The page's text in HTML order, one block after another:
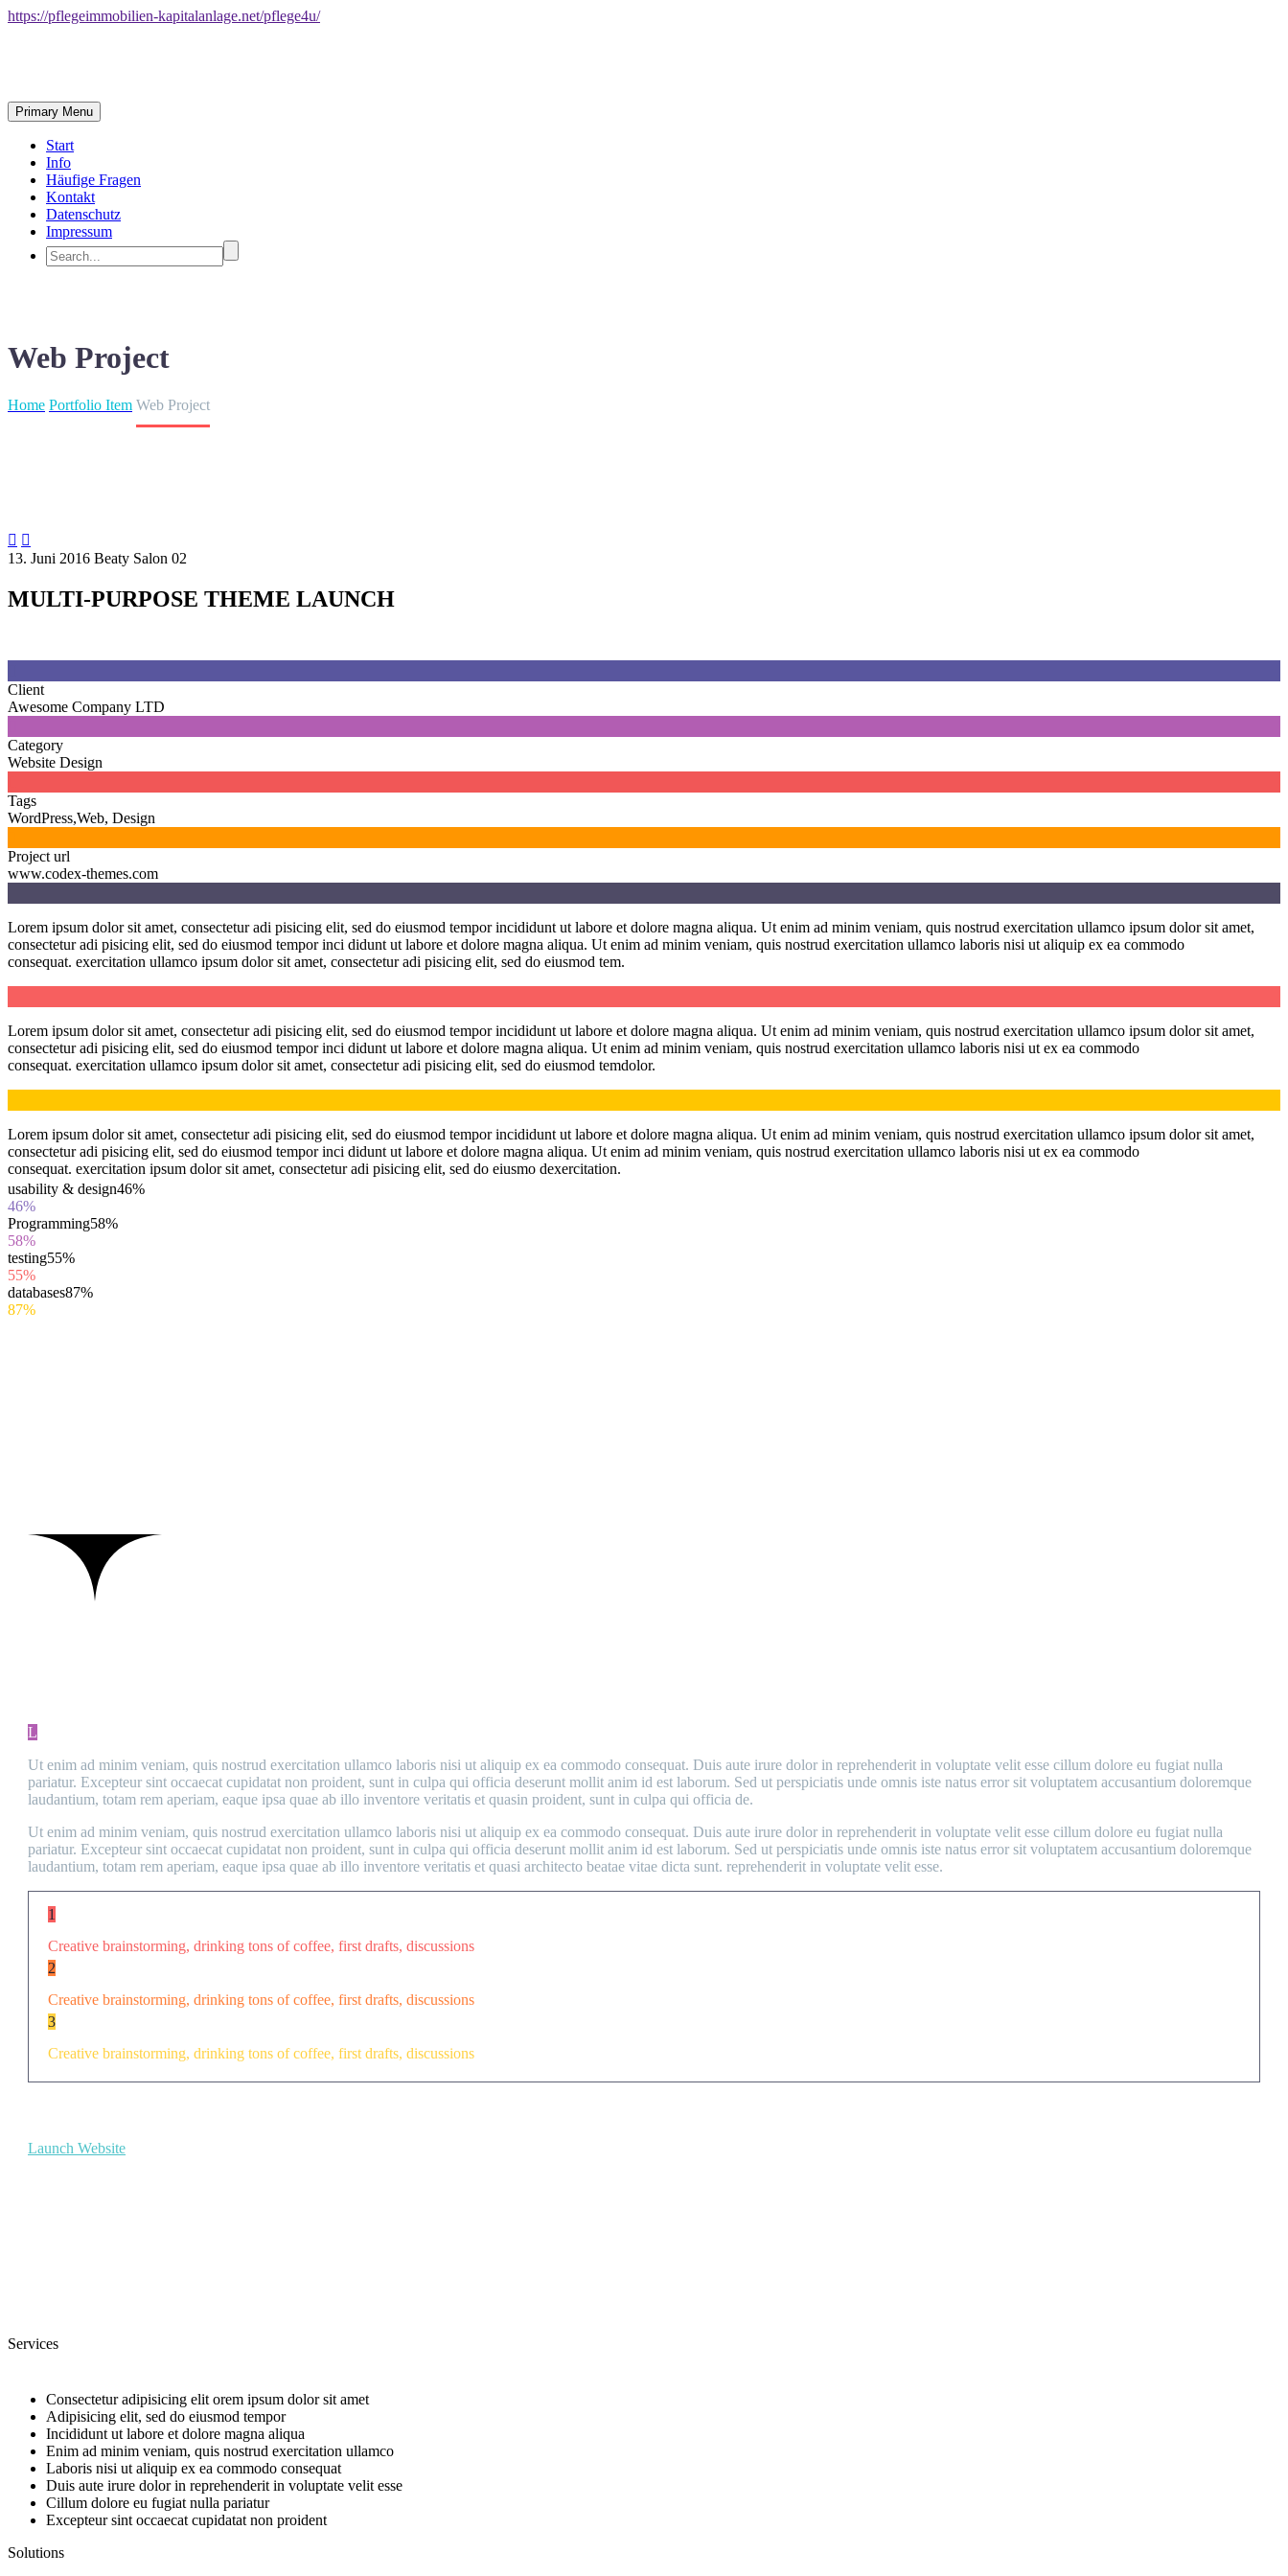
https://pflegeimmobilien-kapitalanlage.net/pflege4u/
Primary Menu
Start
Info
Häufige Fragen
Kontakt
Datenschutz
Impressum
Web Project
Home Portfolio Item Web Project
 
13. Juni 2016 Beaty Salon 02
MULTI-PURPOSE THEME LAUNCH
Client
Awesome Company LTD
Category
Website Design
Tags
WordPress,Web, Design
Project url
www.codex-themes.com
Lorem ipsum dolor sit amet, consectetur adi pisicing elit, sed do eiusmod tempor incididunt ut labore et dolore magna aliqua. Ut enim ad minim veniam, quis nostrud exercitation ullamco ipsum dolor sit amet,
consectetur adi pisicing elit, sed do eiusmod tempor inci didunt ut labore et dolore magna aliqua. Ut enim ad minim veniam, quis nostrud exercitation ullamco laboris nisi ut aliquip ex ea commodo
consequat. exercitation ullamco ipsum dolor sit amet, consectetur adi pisicing elit, sed do eiusmod tem.
Lorem ipsum dolor sit amet, consectetur adi pisicing elit, sed do eiusmod tempor incididunt ut labore et dolore magna aliqua. Ut enim ad minim veniam, quis nostrud exercitation ullamco ipsum dolor sit amet,
consectetur adi pisicing elit, sed do eiusmod tempor inci didunt ut labore et dolore magna aliqua. Ut enim ad minim veniam, quis nostrud exercitation ullamco laboris nisi ut ex ea commodo
consequat. exercitation ullamco ipsum dolor sit amet, consectetur adi pisicing elit, sed do eiusmod temdolor.
Lorem ipsum dolor sit amet, consectetur adi pisicing elit, sed do eiusmod tempor incididunt ut labore et dolore magna aliqua. Ut enim ad minim veniam, quis nostrud exercitation ullamco ipsum dolor sit amet,
consectetur adi pisicing elit, sed do eiusmod tempor inci didunt ut labore et dolore magna aliqua. Ut enim ad minim veniam, quis nostrud exercitation ullamco laboris nisi ut ex ea commodo
consequat. exercitation ipsum dolor sit amet, consectetur adi pisicing elit, sed do eiusmo dexercitation.
usability & design46%
46%
Programming58%
58%
testing55%
55%
databases87%
87%
L
Ut enim ad minim veniam, quis nostrud exercitation ullamco laboris nisi ut aliquip ex ea commodo consequat. Duis aute irure dolor in reprehenderit in voluptate velit esse cillum dolore eu fugiat nulla
pariatur. Excepteur sint occaecat cupidatat non proident, sunt in culpa qui officia deserunt mollit anim id est laborum. Sed ut perspiciatis unde omnis iste natus error sit voluptatem accusantium doloremque
laudantium, totam rem aperiam, eaque ipsa quae ab illo inventore veritatis et quasin proident, sunt in culpa qui officia de.
Ut enim ad minim veniam, quis nostrud exercitation ullamco laboris nisi ut aliquip ex ea commodo consequat. Duis aute irure dolor in reprehenderit in voluptate velit esse cillum dolore eu fugiat nulla
pariatur. Excepteur sint occaecat cupidatat non proident, sunt in culpa qui officia deserunt mollit anim id est laborum. Sed ut perspiciatis unde omnis iste natus error sit voluptatem accusantium doloremque
laudantium, totam rem aperiam, eaque ipsa quae ab illo inventore veritatis et quasi architecto beatae vitae dicta sunt. reprehenderit in voluptate velit esse.
1
Creative brainstorming, drinking tons of coffee, first drafts, discussions
2
Creative brainstorming, drinking tons of coffee, first drafts, discussions
3
Creative brainstorming, drinking tons of coffee, first drafts, discussions
Launch Website
Services
Consectetur adipisicing elit orem ipsum dolor sit amet
Adipisicing elit, sed do eiusmod tempor
Incididunt ut labore et dolore magna aliqua
Enim ad minim veniam, quis nostrud exercitation ullamco
Laboris nisi ut aliquip ex ea commodo consequat
Duis aute irure dolor in reprehenderit in voluptate velit esse
Cillum dolore eu fugiat nulla pariatur
Excepteur sint occaecat cupidatat non proident
Solutions